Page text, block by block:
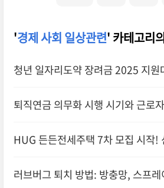
'경제 사회 일상관련' 카테고리
청년 일자리도약 장려금 2025 지원
퇴직연금 의무화 시행 시기와 근로
HUG 든든전세주택 7차 모집 시작!
러브버그 퇴치 방법: 방충망, 스프